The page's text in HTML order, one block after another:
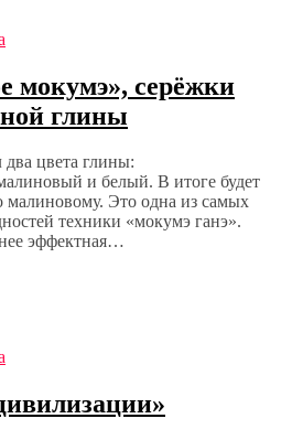
мокумэ», серёжки
глины
цвета глины:
и белый. В итоге будет
малиновому. Это одна из самых
техники «мокумэ ганэ».
эффектная…